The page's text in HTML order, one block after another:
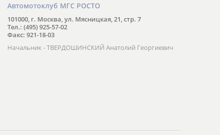
Автомотоклуб МГС РОСТО
101000, г. Москва, ул. Мясницкая, 21, стр. 7
Тел.: (495) 925-57-02
Факс: 921-18-03
Начальник - ТВЕРДОШИНСКИЙ Анатолий Георгиевич